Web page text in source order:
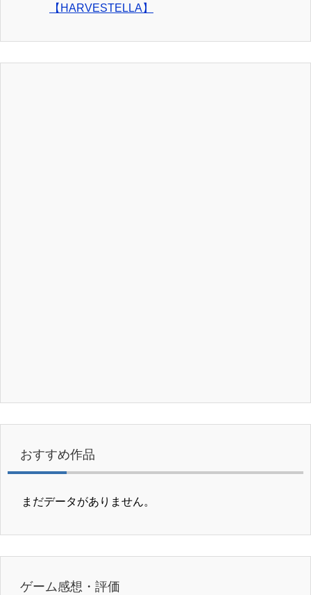
【HARVESTELLA】
おすすめ作品
まだデータがありません。
ゲーム感想・評価